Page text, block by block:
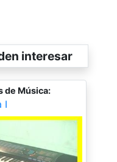
interesar
de Música:
I